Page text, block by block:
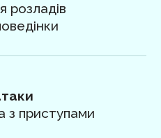
розладів
з приступами